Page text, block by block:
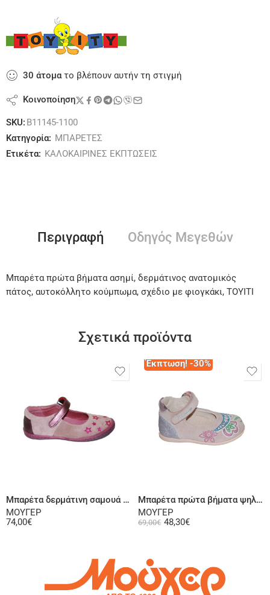
30 άτοματο βλέπουν αυτήν τη στιγμή
Κοινοποίηση
SKU: B11145-1100
Κατηγορία: ΜΠΑΡΕΤΕΣ
Ετικέτα: ΚΑΛΟΚΑΙΡΙΝΕΣ ΕΚΠΤΩΣΕΙΣ
Περιγραφή Οδηγός Μεγεθών
Μπαρέτα πρώτα βήματα ασημί, δερμάτινος ανατομικός
πάτος, αυτοκόλλητο κούμπωμα, σχέδιο με φιογκάκι, ΤΟΥΙΤΙ
Σχετικά προϊόντα
Μπαρέτα δερμάτινη σαμουά old pink
ΜΟΥΓΕΡ
74,00€
Έκπτωση! -30%
Μπαρέτα πρώτα βήματα ψηλή φτέρνα δερμάτινη σαμουά ροζ
ΜΟΥΓΕΡ
69,00€ 48,30€